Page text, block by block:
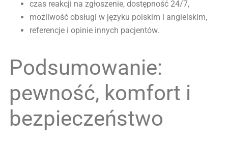
czas reakcji na zgłoszenie, dostępność 24/7,
możliwość obsługi w języku polskim i angielskim,
referencje i opinie innych pacjentów.
Podsumowanie:
pewność, komfort i
bezpieczeństwo